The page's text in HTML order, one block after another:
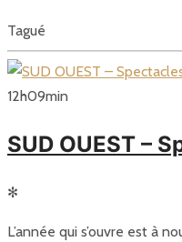
Tagué
12h09min
SUD OUEST –
✻
L’année qui s’ouvre est à